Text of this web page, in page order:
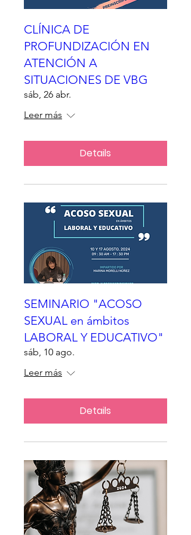
CLÍNICA DE
PROFUNDIZACIÓN EN
ATENCIÓN A
SITUACIONES DE VBG
sáb, 26 abr.
Leer más
Details
SEMINARIO "ACOSO
SEXUAL en ámbitos
LABORAL Y EDUCATIVO"
sáb, 10 ago.
Leer más
Details